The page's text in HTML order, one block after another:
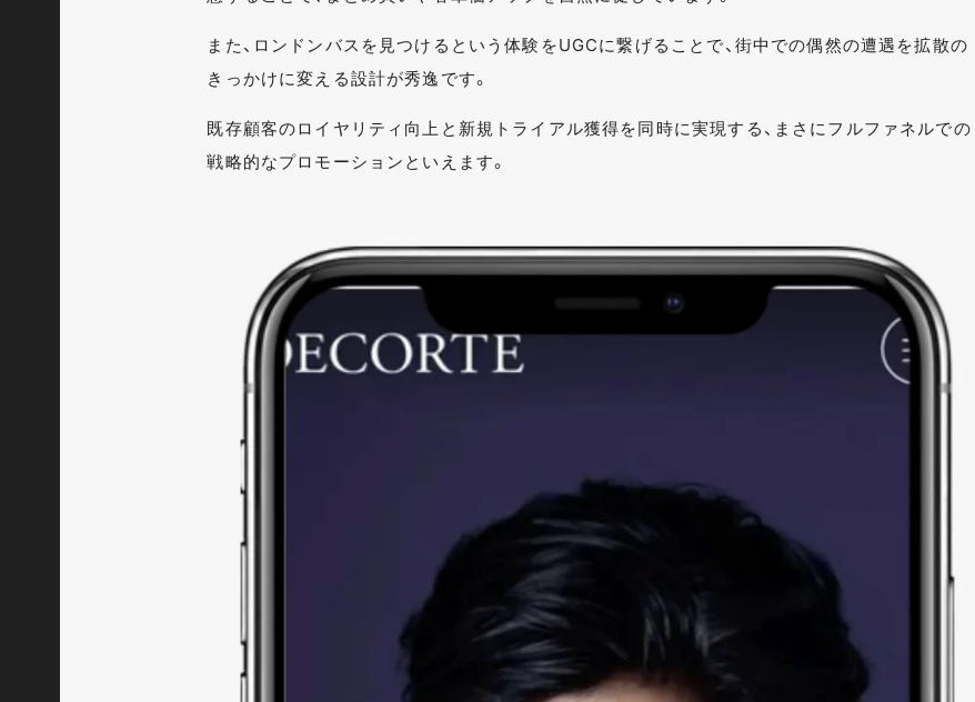
また、ロンドンバスを見つけるという体験をUGCに繋げることで、街中での偶然の遭遇を拡散の
きっかけに変える設計が秀逸です。
既存顧客のロイヤリティ向上と新規トライアル獲得を同時に実現する、まさにフルファネルでの
戦略的なプロモーションといえます。